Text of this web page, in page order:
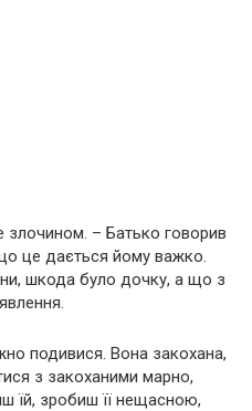
– Батько говорив
це дається йому важко.
шкода було дочку, а що з
подивися. Вона закохана,
з закоханими марно,
їй, зробиш її нещасною,